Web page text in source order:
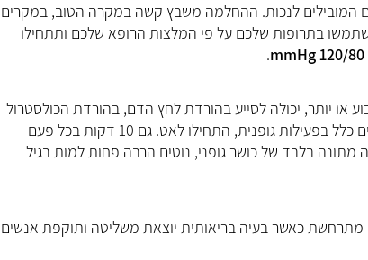
הגורמים המובילים לנכות. ההחלמה משבץ קשה במקרה הטוב, במקרים
בתרופות שלכם על פי המלצות הרופא שלכם ותתחילו
mmHg
.
לפחות, חמישה ימים בשבוע או יותר, יכולה לסייע בהורדת לחץ הדם, בהורדת הכולסטרול
ובשמירה על משקל בריא ותקין. אבל עדיף קצת ממאומה. אם אינכם עוסקים כלל בפעילות גופנית, התחילו לאט. גם 10 דקות בכל פעם
מתונה בלבד של כושר גופני, נוטים הרבה פחות למות בגיל
כאשר בעיה בריאותית יוצאת משליטה ותוקפת אנשים